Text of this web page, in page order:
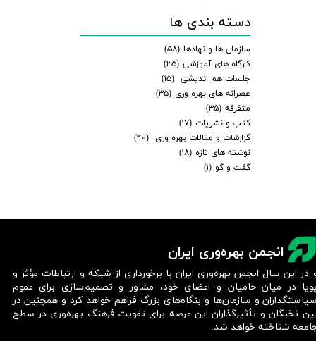
دسته بندی ها
سازمان ها و نهادها (۵۸)
کارگاه های آموزشی (۳۵)
جلسات هم اندیشی (۱۵)
عصرانه های بهره وری (۳۵)
متفرقه (۳۵)
کتب و نشریات (۱۷)
گزارشات و مقالات بهره وری
(۴۰)
نوشته های تازه (۱۸)
گفت و گو (۱)
انجمن بهره‌وری ایران
در این سال انجمن بهره‌وری ایران با برخورداری از شبکه و ارتباطات مؤثر و
در میان حامیان و اعضای خود، مشاور و تصمیم‌سازی برای عموم
و سازمان‌ها و بنگاه‌های بزرگ فراهم خواهد کرد و همچنین در
نخبگان و تأثیرگذاران این عرصه برای تقویت فرهنگ بهره‌وری در سطح
شناخته خواهد شد.​​​​​​​